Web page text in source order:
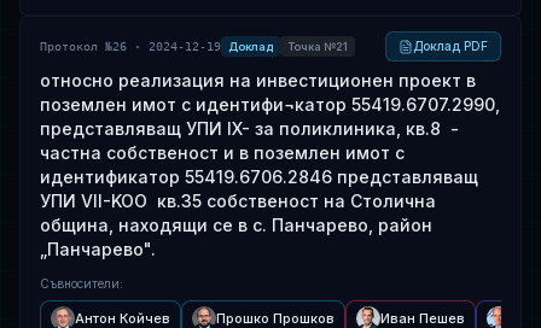
Протокол №26 · 2024-12-19 Доклад Точка №21 Доклад PDF
относно реализация на инвестиционен проект в
поземлен имот с идентифи¬катор 55419.6707.2990,
представляващ УПИ IX- за поликлиника, кв.8 -
частна собственост и в поземлен имот с
идентификатор 55419.6706.2846 представляващ
УПИ VII-KOO кв.35 собственост на Столична
община, находящи се в с. Панчарево, район
„Панчарево".
Съвносители:
Антон Койчев Прошко Прошков Иван Пешев